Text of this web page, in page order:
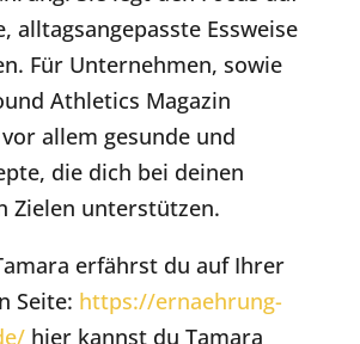
alltagsangepasste Essweise
Für Unternehmen, sowie
Athletics Magazin
allem gesunde und
die dich bei deinen
Zielen unterstützen.
erfährst du auf Ihrer
Seite: https://ernaehrung-
hier kannst du Tamara